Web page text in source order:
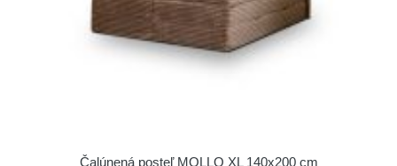
Čalúnená posteľ MOLLO XL 140x200 cm